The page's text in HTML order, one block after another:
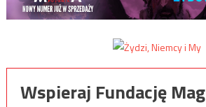
Wspieraj Fundację